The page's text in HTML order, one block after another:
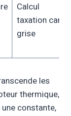
Calcul
taxation carte
grise
les
thermique,
constante,